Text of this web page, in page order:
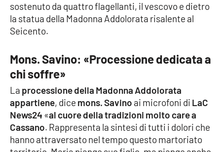
Crotone
Reggio Calabria
Cosenza
Lamezia Terme
sostenuto da quattro flagellanti, il vescovo e dietro
la statua della Madonna Addolorata risalente al
Seicento.
Mons. Savino: «Processione dedicata a
chi soffre»
La processione della Madonna Addolorata
appartiene, dice mons. Savino ai microfoni di LaC
News24«al cuore della tradizioni molto care a
Cassano. Rappresenta la sintesi di tutti i dolori che
hanno attraversato nel tempo questo martoriato